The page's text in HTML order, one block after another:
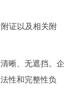
证以及相关附
晰、无遮挡。企
性和完整性负